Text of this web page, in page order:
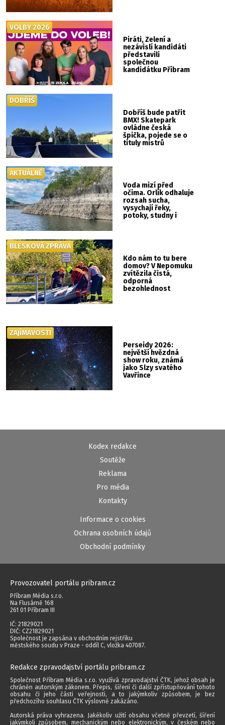
Piráti, Zelení a
nezávislí kandidáti
představili
společnou
kandidátku Příbram
VOLBY 2026
Dobříš bude patřit
BMX! Skatepark
ovládne česká
špička, pojede se o
tituly mistrů
DOBŘÍŠ
Voda mizí před
očima. Orlík odhaluje
rozsah sucha,
vysychají řeky,
potoky, studny i
AKTUÁLNĚ
Kdo nám to tu bere
domov? V Nepomuku
zvítězila čistá,
odporná
bezohlednost
BLESKOVÁ ZPRÁVA
Perseidy 2026:
největší hvězdná
show roku, známá
jako Slzy svatého
Vavřince
ZAJÍMAVOSTI
Kodex redakce
Soutěže
Reklama
Pro média
Kontakty
Informace o cookies
Ochrana osobních údajů
Obchodní podmínky
Provozovatel portálu pribram.cz
Příbram Média s.r.o.
Na Flusárně 168
261 01 Příbram III
IČ: 21829021
DIČ: CZ21829021
Společnost je zapsána v obchodním rejstříku
městského soudu v Praze - oddíl C, vložka 407087.
Redakce zpravodajství portálu pribram.cz
Společnost Příbram Média s.r.o. využívá zpravodajství ČTK, jehož obsah je
chráněn autorským zákonem. Přepis, šíření či další zpřístupňování tohoto
obsahu či jeho části veřejnosti, a to jakýmkoliv způsobem, je bez
předchozího souhlasu ČTK výslovně zakázáno.
Autorská práva vyhrazena. Jakékoliv užití obsahu včetně převzetí, šíření
jakýmkoli způsobem, mechanickým nebo elektronickým, v českém nebo